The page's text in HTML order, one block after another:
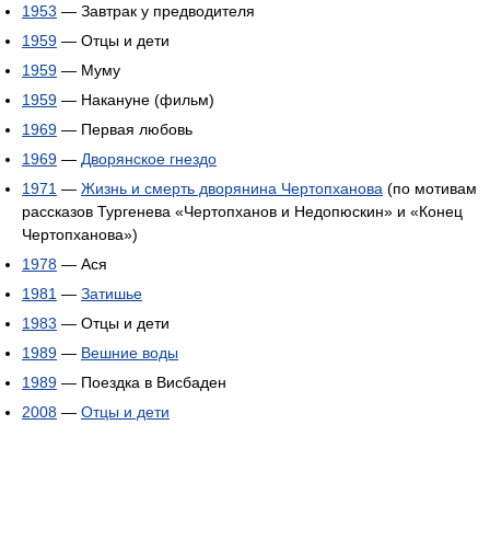
1953 — Завтрак у предводителя
1959 — Отцы и дети
1959 — Муму
1959 — Накануне (фильм)
1969 — Первая любовь
1969 — Дворянское гнездо
1971 — Жизнь и смерть дворянина Чертопханова (по мотивам
рассказов Тургенева «Чертопханов и Недопюскин» и «Конец
Чертопханова»)
1978 — Ася
1981 — Затишье
1983 — Отцы и дети
1989 — Вешние воды
1989 — Поездка в Висбаден
2008 — Отцы и дети